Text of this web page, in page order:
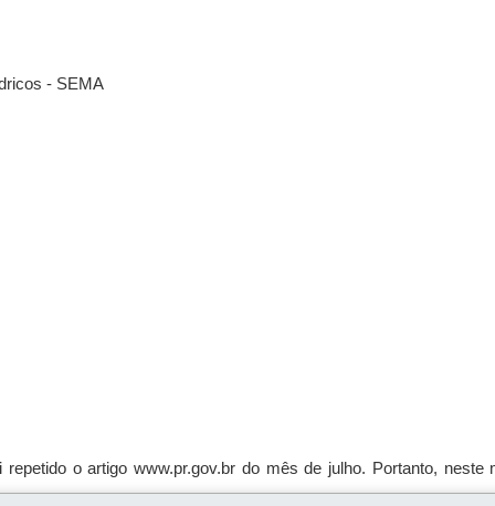
- SEMA
o artigo www.pr.gov.br do mês de julho. Portanto,